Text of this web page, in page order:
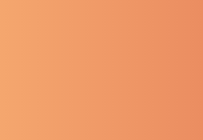
KHAIRUN